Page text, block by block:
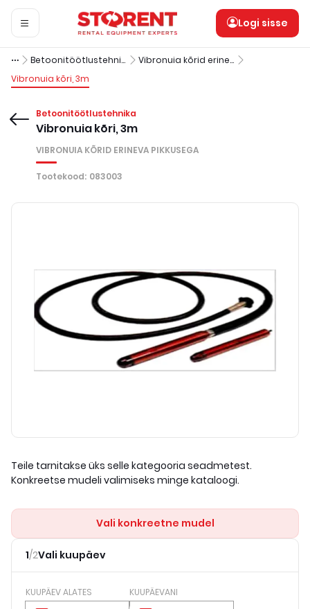
Logi sisse
Betoonitöötlustehnika
Vibronuia kõrid erineva pikkusega
Vibronuia kõri, 3m
Betoonitöötlustehnika
Vibronuia kõri, 3m
VIBRONUIA KÕRID ERINEVA PIKKUSEGA
Tootekood: 083003
Teile tarnitakse üks selle kategooria seadmetest.
Konkreetse mudeli valimiseks minge kataloogi.
Vali konkreetne mudel
1/2Vali kuupäev
KUUPÄEV ALATES KUUPÄEVANI